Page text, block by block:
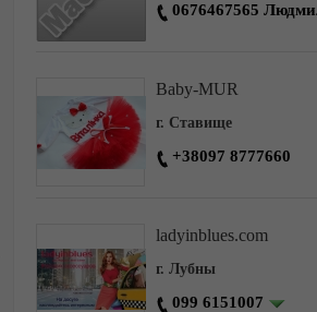
0676467565
Baby-MUR
г. Ставище
+38097 8777660
ladyinblues.com
г. Лубны
099 6151007